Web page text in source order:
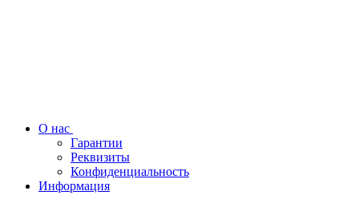
О нас
Гарантии
Реквизиты
Конфиденциальность
Информация